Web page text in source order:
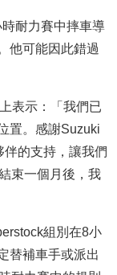
耐力賽中摔車導
他可能因此錯過
表示：「我們已
置。感謝Suzuki
的支持，讓我們
束一個月後，我
組別在8小
替補車手或派出